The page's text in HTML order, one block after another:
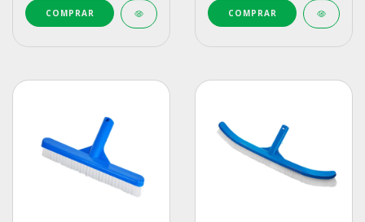
COMPRAR COMPRAR